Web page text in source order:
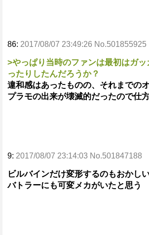
86: 2017/08/07 23:49:26 No.501855925
>やっぱり当時のファンは最初はガ
ったりしたんだろうか？
違和感はあったものの、それまでの
プラモの出来が壊滅的だったので仕
9: 2017/08/07 23:14:03 No.501847188
ビルバインだけ変形するのもおかし
バトラーにも可変メカがいたと思う